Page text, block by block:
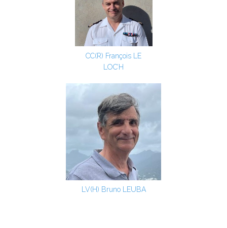
CC(R) François LE
LOC’H
LV(H) Bruno LEUBA